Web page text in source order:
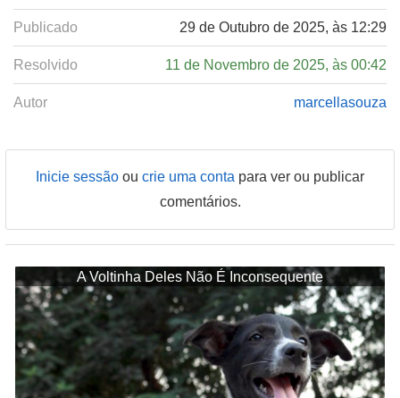
Publicado 29 de Outubro de 2025, às 12:29
Resolvido 11 de Novembro de 2025, às 00:42
Autor marcellasouza
Inicie sessão ou crie uma conta para ver ou publicar
comentários.
A Voltinha Deles Não É Inconsequente